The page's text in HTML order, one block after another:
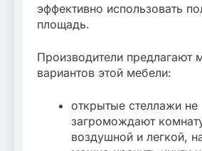
эффективно использовать
площадь.
Производители предлагают
вариантов этой мебели:
открытые стеллажи не
загромождают
воздушной и легкой,